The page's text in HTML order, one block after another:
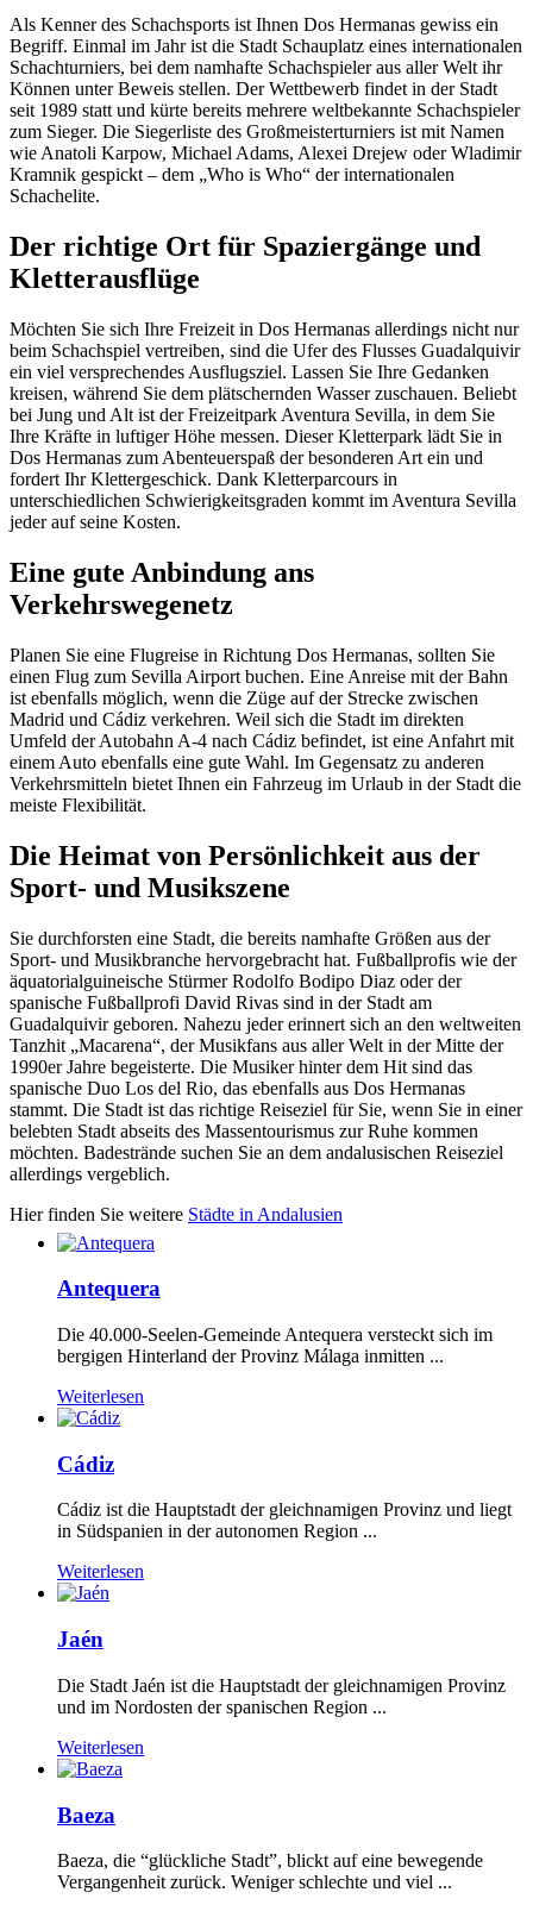
Als Kenner des Schachsports ist Ihnen Dos Hermanas gewiss ein
Begriff. Einmal im Jahr ist die Stadt Schauplatz eines internationalen
Schachturniers, bei dem namhafte Schachspieler aus aller Welt ihr
Können unter Beweis stellen. Der Wettbewerb findet in der Stadt
seit 1989 statt und kürte bereits mehrere weltbekannte Schachspieler
zum Sieger. Die Siegerliste des Großmeisterturniers ist mit Namen
wie Anatoli Karpow, Michael Adams, Alexei Drejew oder Wladimir
Kramnik gespickt – dem „Who is Who“ der internationalen
Schachelite.
Der richtige Ort für Spaziergänge und
Kletterausflüge
Möchten Sie sich Ihre Freizeit in Dos Hermanas allerdings nicht nur
beim Schachspiel vertreiben, sind die Ufer des Flusses Guadalquivir
ein viel versprechendes Ausflugsziel. Lassen Sie Ihre Gedanken
kreisen, während Sie dem plätschernden Wasser zuschauen. Beliebt
bei Jung und Alt ist der Freizeitpark Aventura Sevilla, in dem Sie
Ihre Kräfte in luftiger Höhe messen. Dieser Kletterpark lädt Sie in
Dos Hermanas zum Abenteuerspaß der besonderen Art ein und
fordert Ihr Klettergeschick. Dank Kletterparcours in
unterschiedlichen Schwierigkeitsgraden kommt im Aventura Sevilla
jeder auf seine Kosten.
Eine gute Anbindung ans
Verkehrswegenetz
Planen Sie eine Flugreise in Richtung Dos Hermanas, sollten Sie
einen Flug zum Sevilla Airport buchen. Eine Anreise mit der Bahn
ist ebenfalls möglich, wenn die Züge auf der Strecke zwischen
Madrid und Cádiz verkehren. Weil sich die Stadt im direkten
Umfeld der Autobahn A-4 nach Cádiz befindet, ist eine Anfahrt mit
einem Auto ebenfalls eine gute Wahl. Im Gegensatz zu anderen
Verkehrsmitteln bietet Ihnen ein Fahrzeug im Urlaub in der Stadt die
meiste Flexibilität.
Die Heimat von Persönlichkeit aus der
Sport- und Musikszene
Sie durchforsten eine Stadt, die bereits namhafte Größen aus der
Sport- und Musikbranche hervorgebracht hat. Fußballprofis wie der
äquatorialguineische Stürmer Rodolfo Bodipo Diaz oder der
spanische Fußballprofi David Rivas sind in der Stadt am
Guadalquivir geboren. Nahezu jeder erinnert sich an den weltweiten
Tanzhit „Macarena“, der Musikfans aus aller Welt in der Mitte der
1990er Jahre begeisterte. Die Musiker hinter dem Hit sind das
spanische Duo Los del Rio, das ebenfalls aus Dos Hermanas
stammt. Die Stadt ist das richtige Reiseziel für Sie, wenn Sie in einer
belebten Stadt abseits des Massentourismus zur Ruhe kommen
möchten. Badestrände suchen Sie an dem andalusischen Reiseziel
allerdings vergeblich.
Hier finden Sie weitere Städte in Andalusien
Antequera
Die 40.000-Seelen-Gemeinde Antequera versteckt sich im
bergigen Hinterland der Provinz Málaga inmitten ...
Weiterlesen
Cádiz
Cádiz ist die Hauptstadt der gleichnamigen Provinz und liegt
in Südspanien in der autonomen Region ...
Weiterlesen
Jaén
Die Stadt Jaén ist die Hauptstadt der gleichnamigen Provinz
und im Nordosten der spanischen Region ...
Weiterlesen
Baeza
Baeza, die “glückliche Stadt”, blickt auf eine bewegende
Vergangenheit zurück. Weniger schlechte und viel ...